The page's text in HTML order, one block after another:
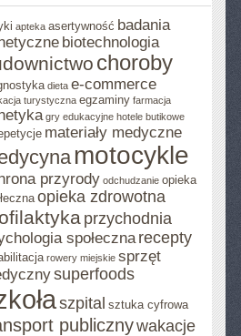
apteka asertywność badania
biotechnologia
choroby
dieta e-commerce
turystyczna egzaminy farmacja
gry edukacyjne hotele butikowe
materiały medyczne
motocykle
przyrody odchudzanie opieka
opieka zdrowotna
przychodnia
społeczna recepty
rowery miejskie sprzęt
superfoods
szpital sztuka cyfrowa
publicznywakacje